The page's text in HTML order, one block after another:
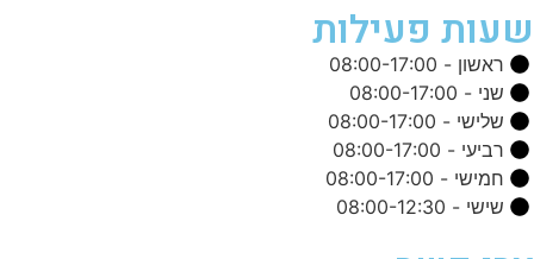
שעות פעילות
ראשון - 08:00-17:00
שני - 08:00-17:00
שלישי - 08:00-17:00
רביעי - 08:00-17:00
חמישי - 08:00-17:00
שישי - 08:00-12:30